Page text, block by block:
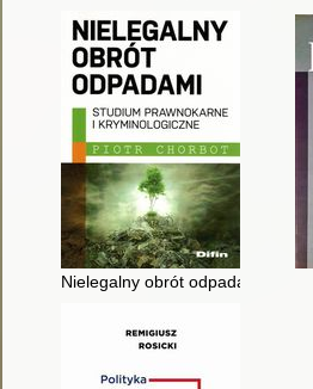
Nielegalny obrót odpadami :